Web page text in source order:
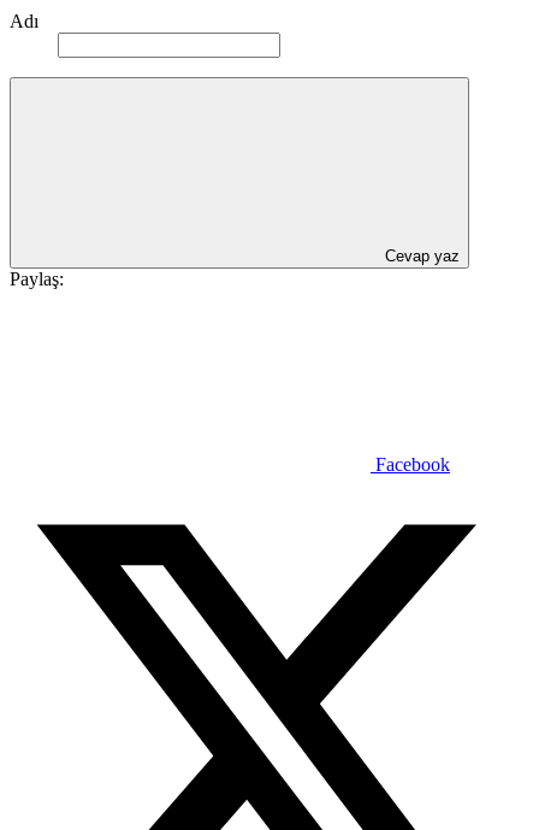
Adı
Cevap yaz
Paylaş:
Facebook